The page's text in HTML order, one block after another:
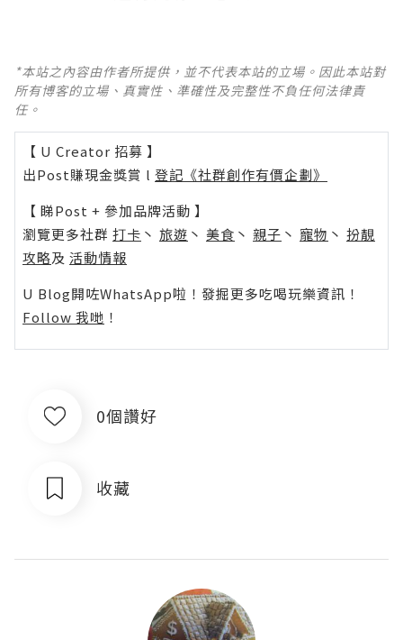
*本站之內容由作者所提供，並不代表本站的立場。因此本站對
所有博客的立場、真實性、準確性及完整性不負任何法律責
任。
【 U Creator 招募 】
出Post賺現金獎賞 l 登記《社群創作有價企劃》
【 睇Post + 參加品牌活動 】
瀏覽更多社群 打卡 丶 旅遊 丶 美食 丶 親子 丶 寵物 丶 扮靚
攻略及 活動情報
U Blog開咗WhatsApp啦！發掘更多吃喝玩樂資訊！
Follow 我哋 ！
0個讚好
收藏